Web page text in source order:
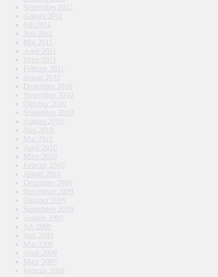
September 2011
August 2011
Juli 2011
Juni 2011
Mai 2011
April 2011
März 2011
Februar 2011
Januar 2011
Dezember 2010
November 2010
Oktober 2010
September 2010
August 2010
Juni 2010
Mai 2010
April 2010
März 2010
Februar 2010
Januar 2010
Dezember 2009
November 2009
Oktober 2009
September 2009
August 2009
Juli 2009
Juni 2009
Mai 2009
April 2009
März 2009
Februar 2009